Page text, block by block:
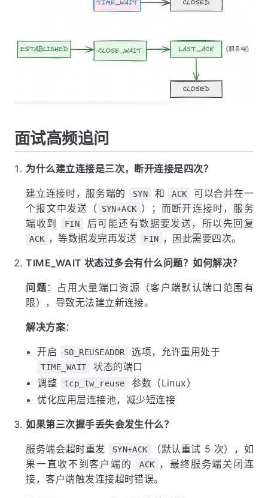
面试高频追问
为什么建立连接是三次，断开连接是四次？
建立连接时，服务端的 SYN 和 ACK
可以合并在一
个报文中发送（
SYN+ACK ）；而断开连接时，服务
端收到
FIN 后可能还有数据要发送，所以先回复
ACK ，等数据发完再发送 FIN ，因此需要四次。
TIME_WAIT 状态过多会有什么问题？如何解决？
问题 ：占用大量端口资源（客户端默认端口范围有
限），导致无法建立新连接。
解决方案：
开启 SO_REUSEADDR 选项，允许重用处于
TIME_WAIT
状态的端口
调整
tcp_tw_reuse
参数（Linux）
优化应用层连接池，减少短连接
如果第三次握手丢失会发生什么？
服务端会超时重发 SYN+ACK
（默认重试 5 次），如
果一直收不到客户端的
ACK
，最终服务端关闭连
接，客户端触发连接超时错误。